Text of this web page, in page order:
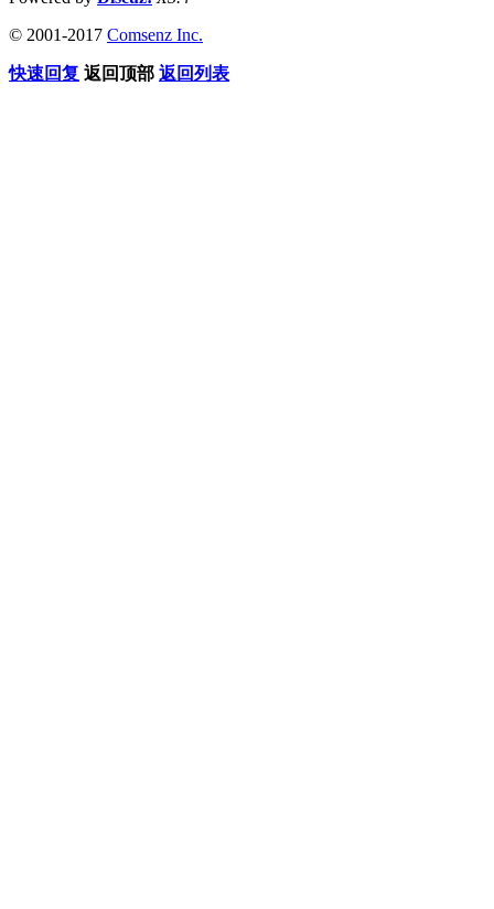
© 2001-2017 Comsenz Inc.
快速回复 返回顶部 返回列表